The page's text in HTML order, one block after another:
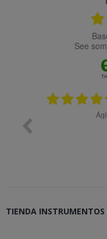
see
TIENDA INSTRUMENTOS